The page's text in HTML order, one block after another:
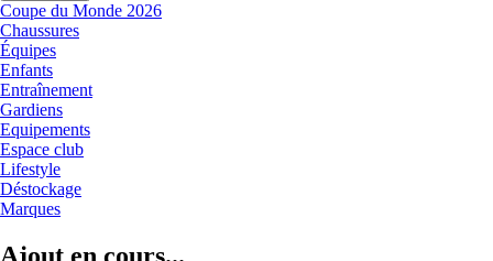
Coupe du Monde 2026
Chaussures
Équipes
Enfants
Entraînement
Gardiens
Equipements
Espace club
Lifestyle
Déstockage
Marques